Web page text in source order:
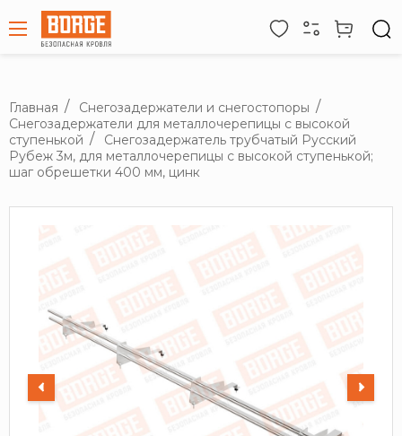
Главная
Снегозадержатели и снегостопоры
Снегозадержатели для металлочерепицы с высокой
ступенькой
Снегозадержатель трубчатый Русский
Рубеж 3м, для металлочерепицы с высокой ступенькой;
шаг обрешетки 400 мм, цинк